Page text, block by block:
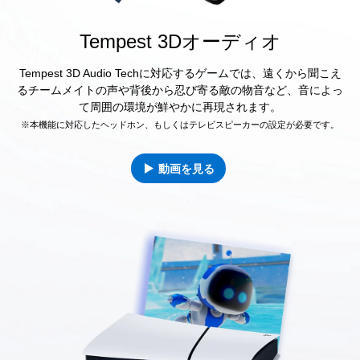
Tempest 3Dオーディオ
Tempest 3D Audio Techに対応するゲームでは、遠くから聞こえ
るチームメイトの声や背後から忍び寄る敵の物音など、音によっ
て周囲の環境が鮮やかに再現されます。
※本機能に対応したヘッドホン、もしくはテレビスピーカーの設定が必要です。
動画を見る